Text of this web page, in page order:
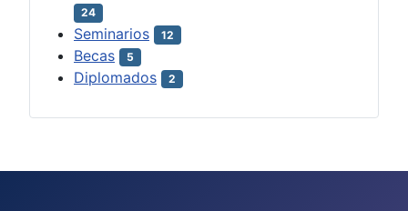
24
Seminarios 12
Becas 5
Diplomados 2